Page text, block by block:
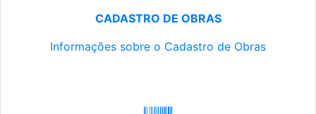
CADASTRO DE OBRAS
Informações sobre o Cadastro de Obras